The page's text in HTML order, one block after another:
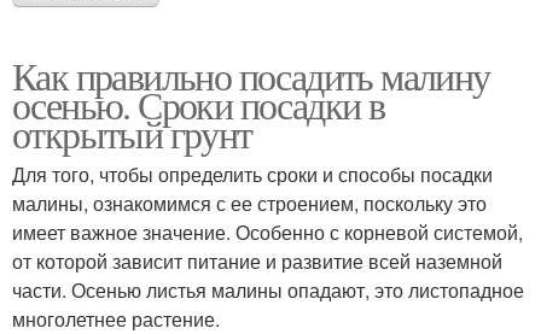
Как правильно посадить малину
осенью. Сроки посадки в
открытый грунт
Для того, чтобы определить сроки и способы посадки
малины, ознакомимся с ее строением, поскольку это
имеет важное значение. Особенно с корневой системой,
от которой зависит питание и развитие всей наземной
части. Осенью листья малины опадают, это листопадное
многолетнее растение.